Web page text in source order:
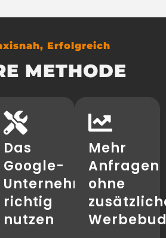
Erfolgreich
METHODE
Das
Google-
Unternehmensprofil
richtig
nutzen
Mehr
Anfragen
ohne